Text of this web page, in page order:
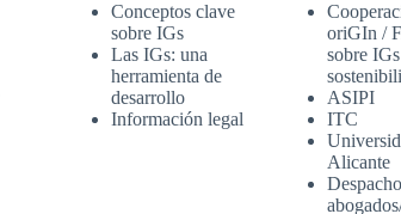
Conceptos clave
sobre IGs
Las IGs: una
herramienta de
desarrollo
Información legal
oriGIn /
sobre
ASIPI
ITC
Alicante